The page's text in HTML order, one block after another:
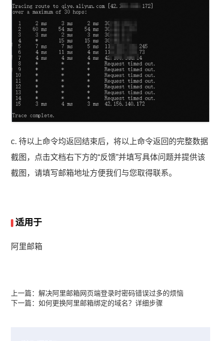
c. 待以上命令均返回结束后，将以上命令返回的完整数据
截图，点击文档右下方的“反馈”并填写具体问题并提供该
截图，请填写邮箱地址方便我们与您取得联系。
适用于
阿里邮箱
上一篇： 解决阿里邮箱网页端登录时密码错误过多的烦恼
下一篇： 如何更换阿里邮箱绑定的域名？详细步骤